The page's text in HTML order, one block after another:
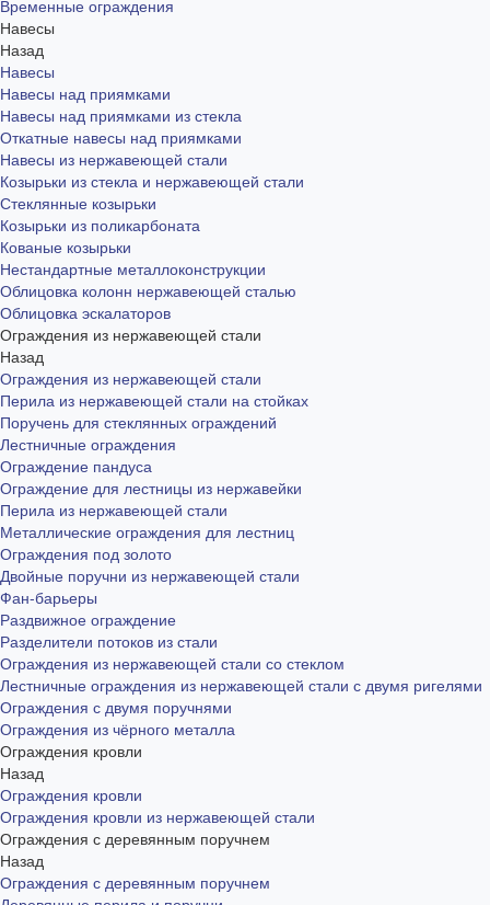
Временные ограждения
Навесы
Назад
Навесы
Навесы над приямками
Навесы над приямками из стекла
Откатные навесы над приямками
Навесы из нержавеющей стали
Козырьки из стекла и нержавеющей стали
Стеклянные козырьки
Козырьки из поликарбоната
Кованые козырьки
Нестандартные металлоконструкции
Облицовка колонн нержавеющей сталью
Облицовка эскалаторов
Ограждения из нержавеющей стали
Назад
Ограждения из нержавеющей стали
Перила из нержавеющей стали на стойках
Поручень для стеклянных ограждений
Лестничные ограждения
Ограждение пандуса
Ограждение для лестницы из нержавейки
Перила из нержавеющей стали
Металлические ограждения для лестниц
Ограждения под золото
Двойные поручни из нержавеющей стали
Фан-барьеры
Раздвижное ограждение
Разделители потоков из стали
Ограждения из нержавеющей стали со стеклом
Лестничные ограждения из нержавеющей стали с двумя ригелями
Ограждения с двумя поручнями
Ограждения из чёрного металла
Ограждения кровли
Назад
Ограждения кровли
Ограждения кровли из нержавеющей стали
Ограждения с деревянным поручнем
Назад
Ограждения с деревянным поручнем